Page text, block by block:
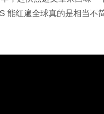
能红遍全球真的是相当不简